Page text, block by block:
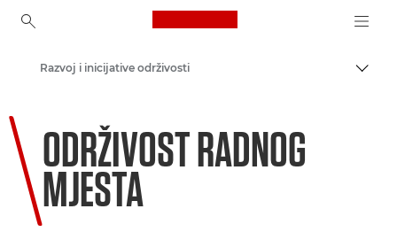
Canon Logo, back to
Razvoj i inicijative održivosti
ODRŽIVOST RADNOG
MJESTA